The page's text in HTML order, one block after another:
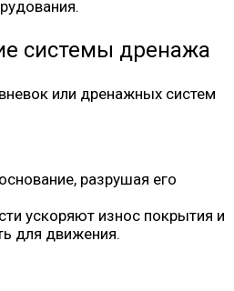
системы дренажа
или дренажных систем
разрушая его
ускоряют износ покрытия и
для движения.